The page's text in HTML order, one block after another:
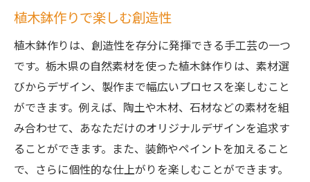
植木鉢作りで楽しむ創造性
植木鉢作りは、創造性を存分に発揮できる手工芸の一つ
です。栃木県の自然素材を使った植木鉢作りは、素材選
びからデザイン、製作まで幅広いプロセスを楽しむこと
ができます。例えば、陶土や木材、石材などの素材を組
み合わせて、あなただけのオリジナルデザインを追求す
ることができます。また、装飾やペイントを加えること
で、さらに個性的な仕上がりを楽しむことができます。